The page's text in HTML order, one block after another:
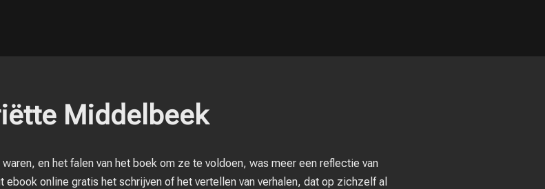
Middelbeek
en het falen van het boek om ze te voldoen, was meer een reflectie van
online gratis het schrijven of het vertellen van verhalen, dat op zichzelf al